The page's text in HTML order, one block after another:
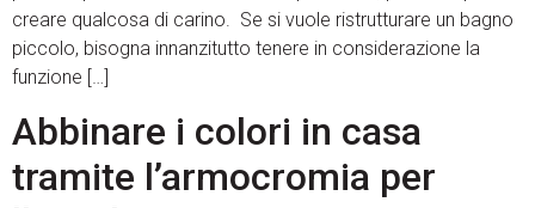
creare qualcosa di carino. Se si vuole ristrutturare un bagno
piccolo, bisogna innanzitutto tenere in considerazione la
funzione […]
Abbinare i colori in casa
tramite l’armocromia per